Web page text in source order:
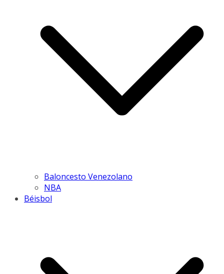
Baloncesto Venezolano
NBA
Béisbol